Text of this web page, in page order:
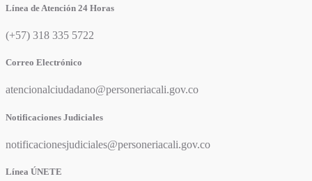
Línea de Atención 24 Horas
(+57) 318 335 5722
Correo Electrónico
atencionalciudadano@personeriacali.gov.co
Notificaciones Judiciales
notificacionesjudiciales@personeriacali.gov.co
Línea ÚNETE